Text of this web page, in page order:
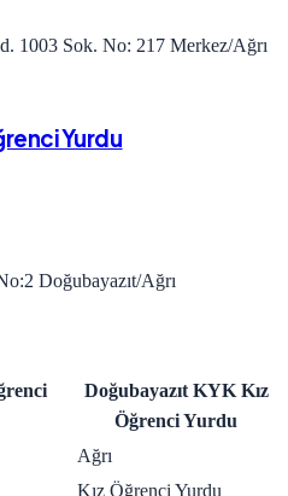
1003 Sok. No: 217 Merkez/Ağrı
Yurdu
Doğubayazıt/Ağrı
Doğubayazıt KYK Kız
Öğrenci Yurdu
Ağrı
Kız Öğrenci Yurdu